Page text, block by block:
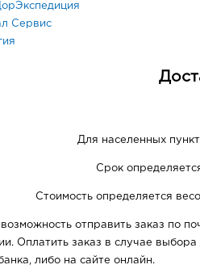
Сервис
Для населенных
Срок
Стоимость определяется
возможность отправить заказ по
Оплатить заказ в случае
либо на сайте онлайн.